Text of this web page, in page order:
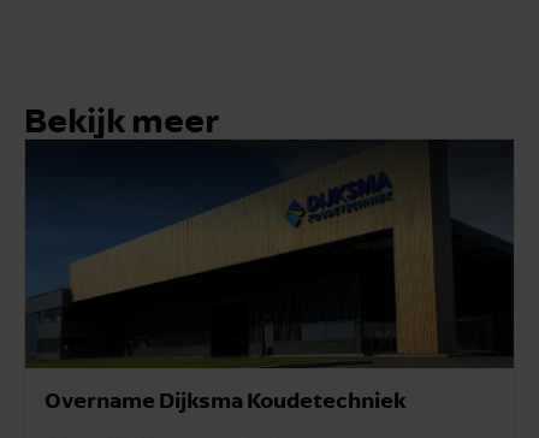
Bekijk meer
Overname Dijksma Koudetechniek